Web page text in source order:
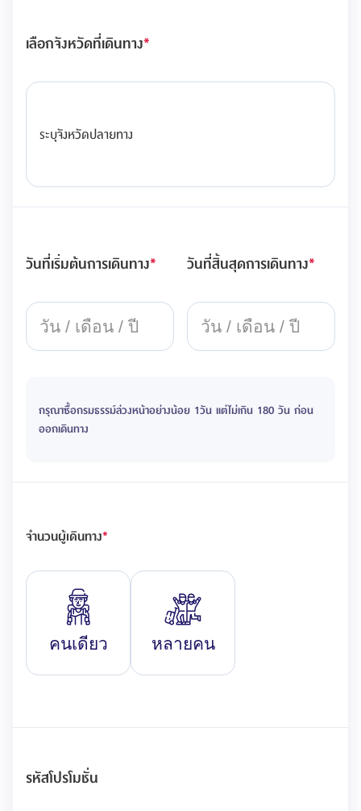
เลือกจังหวัดที่เดินทาง*
ระบุจังหวัดปลายทาง
วันที่เริ่มต้นการเดินทาง* วันที่สิ้นสุดการเดินทาง*
กรุณาซื้อกรมธรรม์ล่วงหน้าอย่างน้อย 1วัน แต่ไม่เกิน 180 วัน ก่อน
ออกเดินทาง
จำนวนผู้เดินทาง*
คนเดียว หลายคน
รหัสโปรโมชั่น